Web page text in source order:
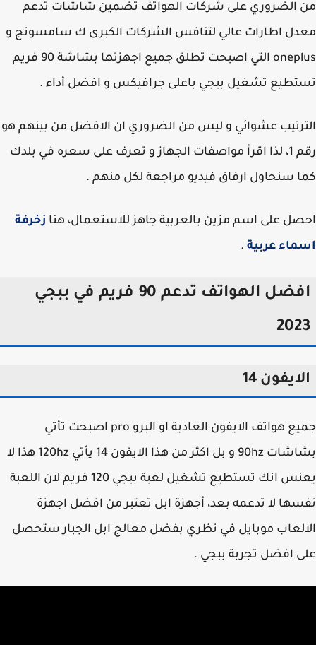
الضروري على شركات الهواتف تضمين شاشات تدعم
اطارات عالي لتنافس الشركات الكبرى ك سامسونج و
oneplus التي اصبحت تطلق جميع اجهزتها بشاشة 90 فريم
تشغيل ببجي باعلى جرافيكس و افضل أداء .
عشوائي و ليس من الضروري ان الافضل من بينهم هو
رقم 1، لذا اقرأ مواصفات الجهاز و تعرف على سعره في بلدك
سنحاول ارفاق فيديو مراجعة لكل منهم .
على اسم مزين بالعربية جاهز للاستعمال، هنازخرفة
عربية.
افضل الهواتف تدعم 90 فريم في ببجي
14
جميع هواتف الايفون العادية او البرو pro اصبحت تأتي
بشاشات 90hz و بل اكثر من هذا الايفون 14 يأتي 120hz هذا لا
يعنس انك تستطيع تشغيل لعبة ببجي 120 فريم لان اللعبة
لا تدعمه بعد، أجهزة ابل تعتبر من افضل اجهزة
موبايل في نظري بفضل معالج ابل الجبار ستحصل
افضل تجربة ببجي .